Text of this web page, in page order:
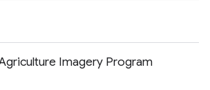
Imagery Program